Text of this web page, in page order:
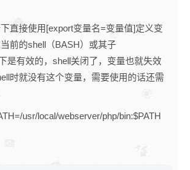
直接使用[export变量名=变量值]定义变
前的shell（BASH）或其子
是有效的，shell关闭了，变量也就失效
时就没有这个变量，需要使用的话还需
usr/local/webserver/php/bin:$PATH